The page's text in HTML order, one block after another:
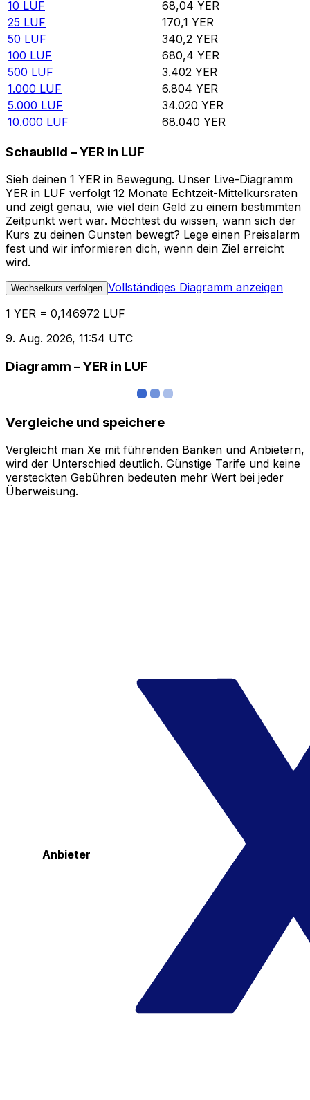
10 LUF 68,04 YER
25 LUF 170,1 YER
50 LUF 340,2 YER
100 LUF 680,4 YER
500 LUF 3.402 YER
1.000 LUF 6.804 YER
5.000 LUF 34.020 YER
10.000 LUF 68.040 YER
Schaubild – YER in LUF
Sieh deinen 1 YER in Bewegung. Unser Live-Diagramm
YER in LUF verfolgt 12 Monate Echtzeit-Mittelkursraten
und zeigt genau, wie viel dein Geld zu einem bestimmten
Zeitpunkt wert war. Möchtest du wissen, wann sich der
Kurs zu deinen Gunsten bewegt? Lege einen Preisalarm
fest und wir informieren dich, wenn dein Ziel erreicht
wird.
Wechselkurs verfolgen Vollständiges Diagramm anzeigen
1 YER = 0,146972 LUF
9. Aug. 2026, 11:54 UTC
Diagramm – YER in LUF
Vergleiche und speichere
Vergleicht man Xe mit führenden Banken und Anbietern,
wird der Unterschied deutlich. Günstige Tarife und keine
versteckten Gebühren bedeuten mehr Wert bei jeder
Überweisung.
Anbieter